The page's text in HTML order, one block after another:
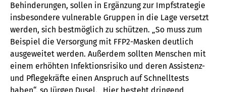
Behinderungen, sollen in Ergänzung zur Impfstrategie
insbesondere vulnerable Gruppen in die Lage versetzt
werden, sich bestmöglich zu schützen. „So muss zum
Beispiel die Versorgung mit FFP2-Masken deutlich
ausgeweitet werden. Außerdem sollten Menschen mit
einem erhöhten Infektionsrisiko und deren Assistenz-
und Pflegekräfte einen Anspruch auf Schnelltests